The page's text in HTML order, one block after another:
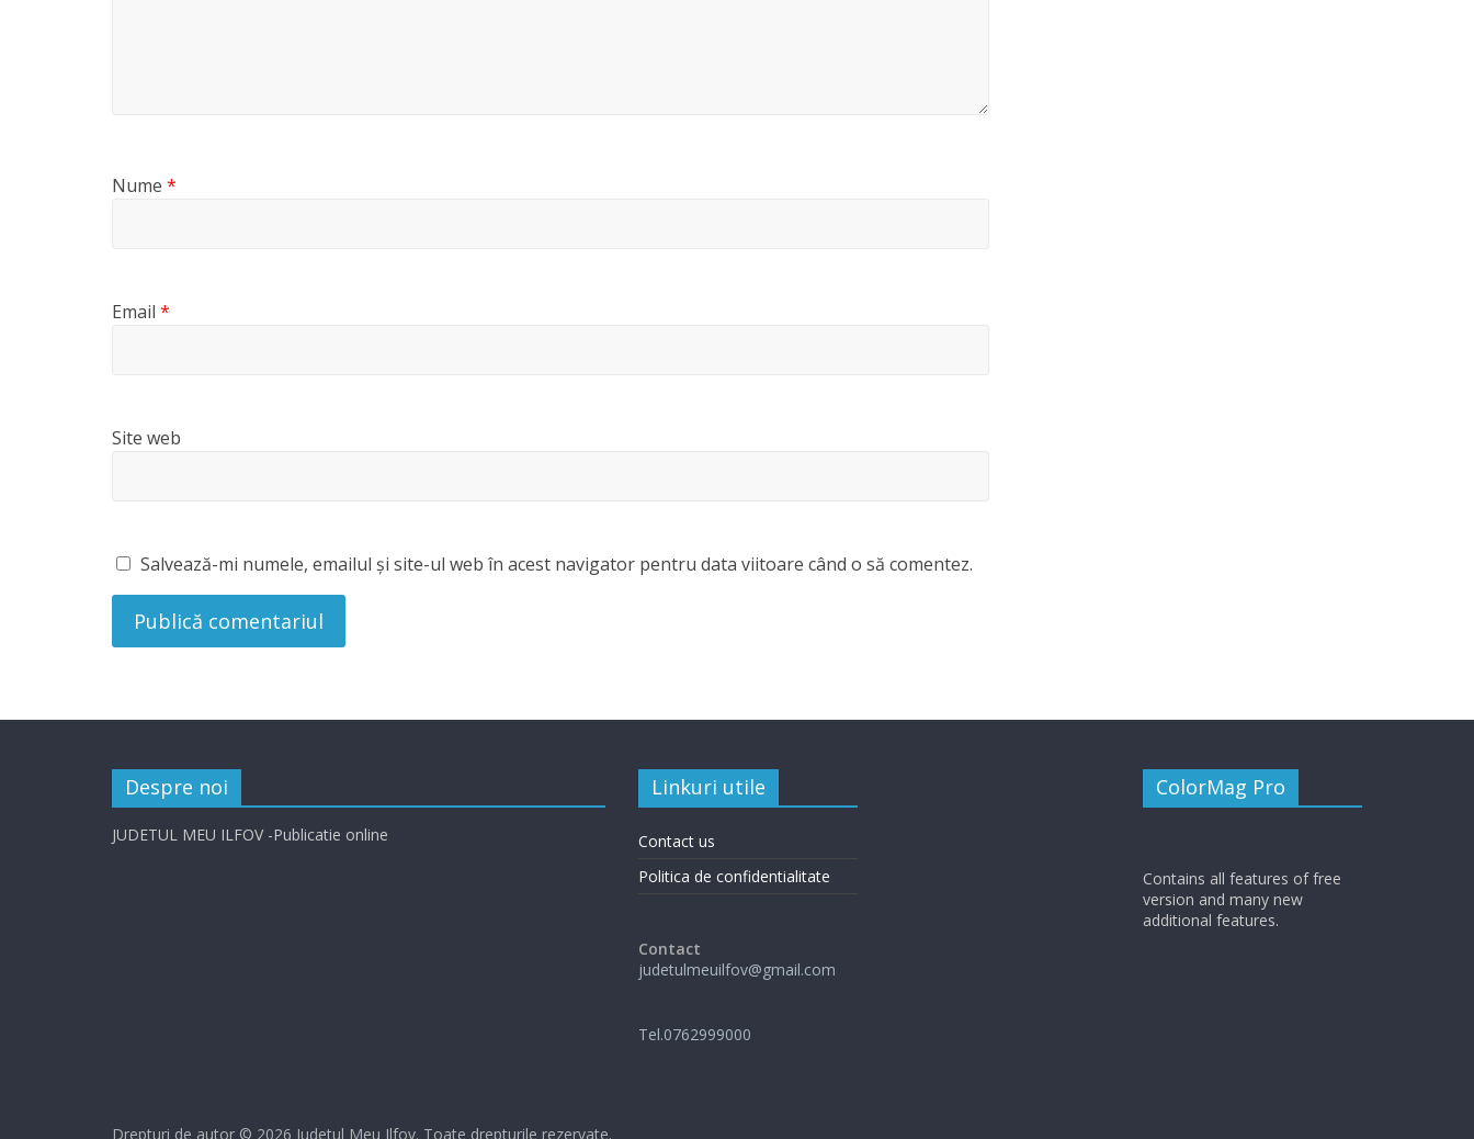
Nume *
Email *
Site web
Salvează-mi numele, emailul și site-ul web în acest navigator pentru data viitoare când o să comentez.
Despre noi
JUDETUL MEU ILFOV -Publicatie online
Linkuri utile
Contact us
Politica de confidentialitate
Contact
judetulmeuilfov@gmail.com
Tel.0762999000
ColorMag Pro
Contains all features of free
version and many new
additional features.
Drepturi de autor © 2026 Judetul Meu Ilfov. Toate drepturile rezervate.